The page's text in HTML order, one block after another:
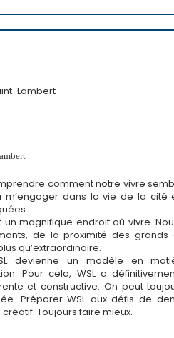
Lambert
comment notre vivre
m’engager dans la vie de la
magnifique endroit où vivre.
de la proximité des grands
qu’extraordinaire.
devienne un modèle en
Pour cela, WSL a
et constructive. On peut
Préparer WSL aux défis de
Toujours faire mieux.